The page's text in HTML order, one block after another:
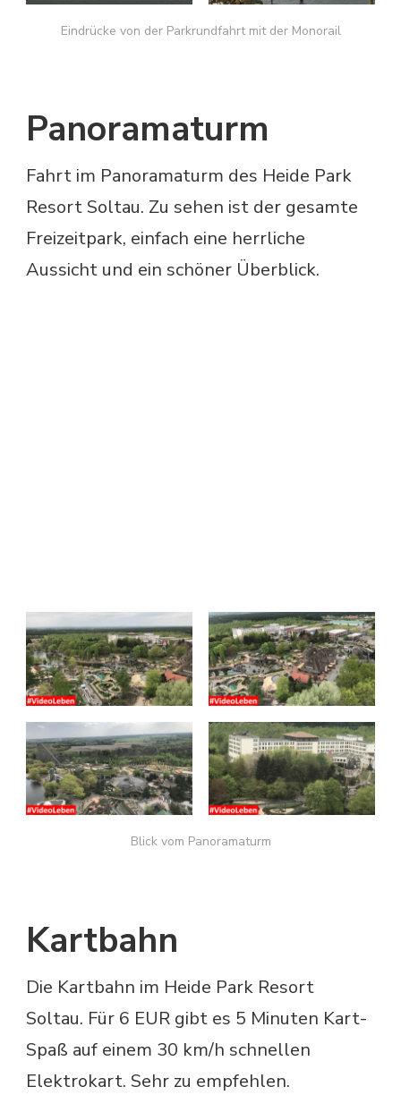
Eindrücke von der Parkrundfahrt mit der Monorail
Panoramaturm
Fahrt im Panoramaturm des Heide Park
Resort Soltau. Zu sehen ist der gesamte
Freizeitpark, einfach eine herrliche
Aussicht und ein schöner Überblick.
Blick vom Panoramaturm
Kartbahn
Die Kartbahn im Heide Park Resort
Soltau. Für 6 EUR gibt es 5 Minuten Kart-
Spaß auf einem 30 km/h schnellen
Elektrokart. Sehr zu empfehlen.